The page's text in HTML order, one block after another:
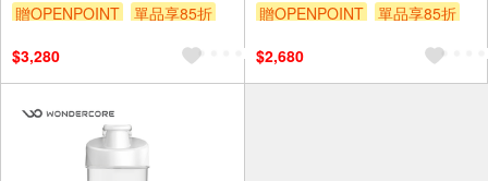
贈OPENPOINT
單品享85折
$3,280
贈OPENPOINT
單品享85折
$2,680